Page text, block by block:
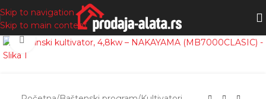
Skip to navigation
Skip to main content
Zumiranje